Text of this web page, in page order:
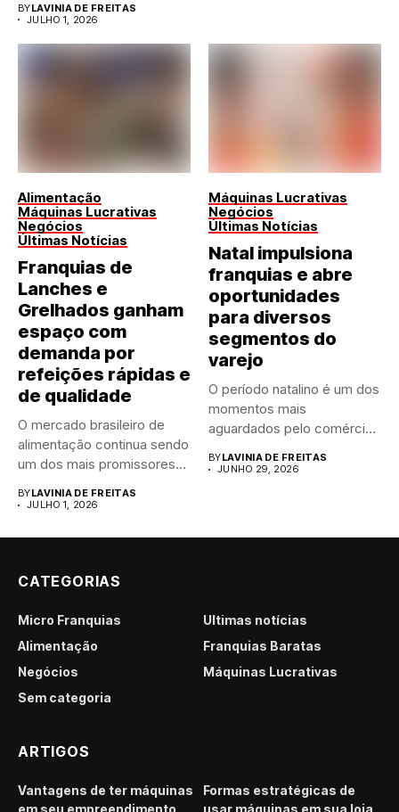
BYLAVINIA DE FREITAS
JULHO 1, 2026
Alimentação
Máquinas Lucrativas
Negócios
Últimas Notícias
Franquias de
Lanches e
Grelhados ganham
espaço com
demanda por
refeições rápidas e
de qualidade
O mercado brasileiro de
alimentação continua sendo
um dos mais promissores
BYLAVINIA DE FREITAS
JULHO 1, 2026
Máquinas Lucrativas
Negócios
Últimas Notícias
Natal impulsiona
franquias e abre
oportunidades
para diversos
segmentos do
varejo
O período natalino é um dos
momentos mais
aguardados pelo comércio
BYLAVINIA DE FREITAS
JUNHO 29, 2026
CATEGORIAS
Micro Franquias
Últimas notícias
Alimentação
Franquias Baratas
Negócios
Máquinas Lucrativas
Sem categoria
ARTIGOS
Vantagens de ter máquinas
Formas estratégicas de